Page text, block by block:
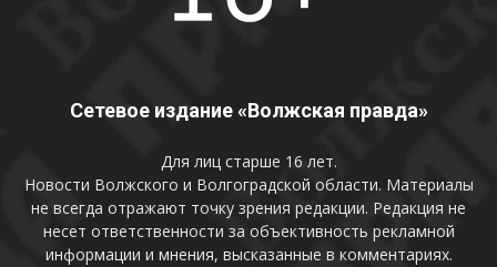
Сетевое издание «Волжская правда»
Для лиц старше 16 лет.
Новости Волжского и Волгоградской области. Материалы
не всегда отражают точку зрения редакции. Редакция не
несет ответственности за объективность рекламной
информации и мнения, высказанные в комментариях.